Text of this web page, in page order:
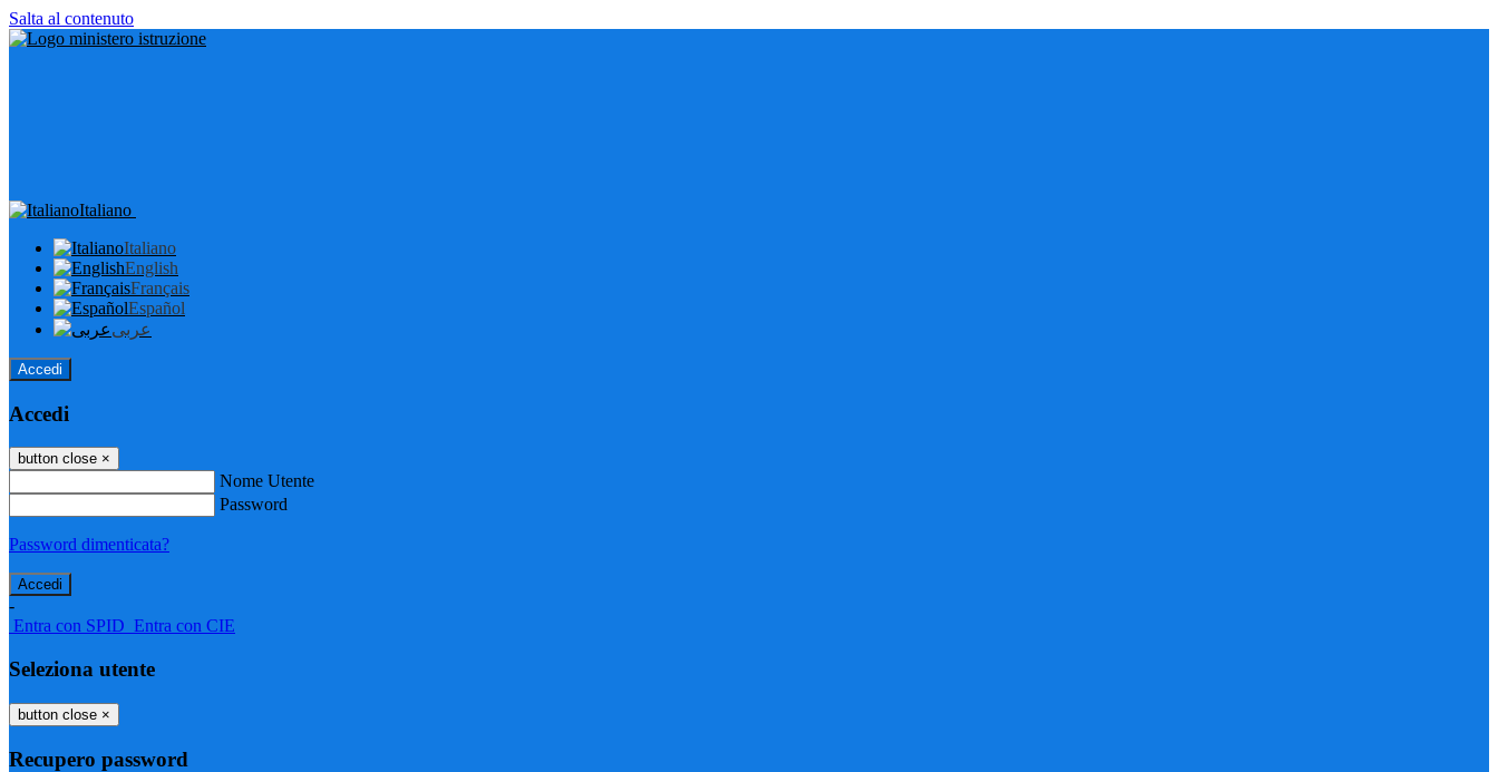
Salta al contenuto
Italiano
Italiano
English
Français
Español
عربى
Accedi
Accedi
button close ×
Nome Utente
Password
Password dimenticata?
-
Entra con SPID Entra con CIE
Seleziona utente
button close ×
Recupero password